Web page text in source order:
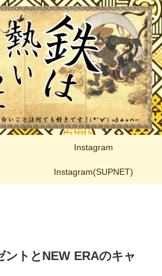
Instagram
Instagram(SUPNET)
ントとNEW ERAのキャ